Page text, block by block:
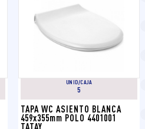
UNID/CAJA
5
TAPA WC ASIENTO BLANCA
459x355mm POLO 4401001
TATAY